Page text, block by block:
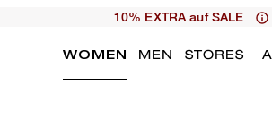
10% EXTRA auf SALE
WOMEN MEN STORES